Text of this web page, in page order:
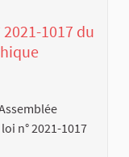
1017 du
n° 2021-1017